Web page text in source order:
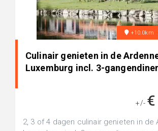
Culinair genieten in de
Luxemburg incl. 3-
+/-
2, 3 of 4 dagen culinair genieten in de